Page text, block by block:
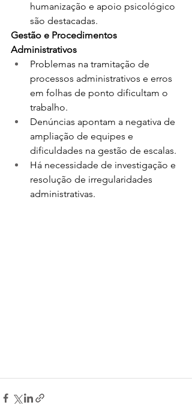
humanização e apoio psicológico
são destacadas.﻿
Gestão e Procedimentos
Administrativos
Problemas na tramitação de
processos administrativos e erros
em folhas de ponto dificultam o
trabalho.﻿
Denúncias apontam a negativa de
ampliação de equipes e
dificuldades na gestão de escalas.﻿
Há necessidade de investigação e
resolução de irregularidades
administrativas.